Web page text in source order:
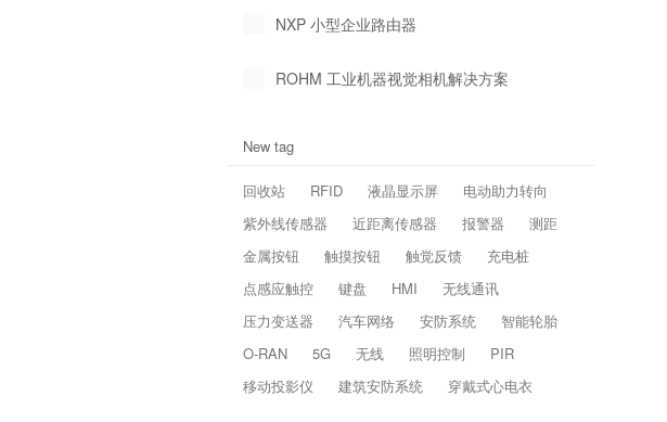
NXP 小型企业路由器
ROHM 工业机器视觉相机解决方案
New tag
回收站 RFID 液晶显示屏
电动助力转向
紫外线传感器
近距离传感器 报警器
测距
金属按钮
触摸按钮 触觉反馈
充电桩
点感应触控
键盘 HMI
无线通讯
压力变送器
汽车网络 安防系统
智能轮胎
O-RAN
5G 无线 照明控制
PIR
移动投影仪
建筑安防系统 穿戴式心电衣